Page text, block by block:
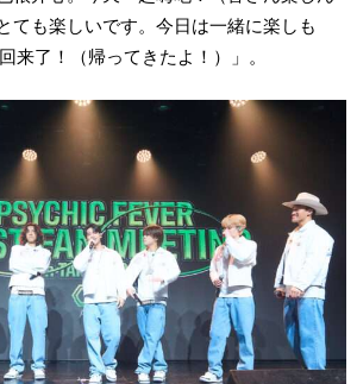
ても楽しいです。今日は一緒に楽しも
来了！（帰ってきたよ！）」。